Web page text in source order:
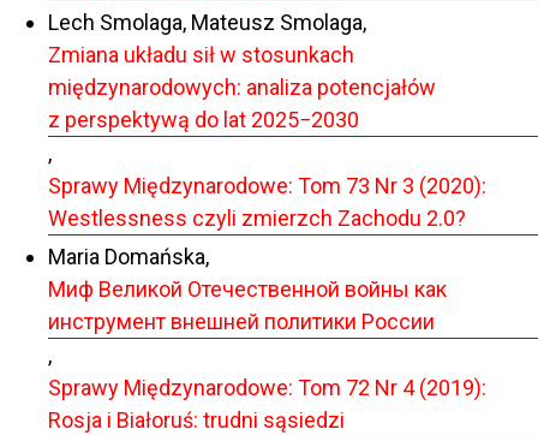
Lech Smolaga, Mateusz Smolaga,
Zmiana układu sił w stosunkach
międzynarodowych: analiza potencjałów
z perspektywą do lat 2025−2030
,
Sprawy Międzynarodowe: Tom 73 Nr 3 (2020):
Westlessness czyli zmierzch Zachodu 2.0?
Maria Domańska,
Миф Великой Отечественной войны как
инструмент внешней политики России
,
Sprawy Międzynarodowe: Tom 72 Nr 4 (2019):
Rosja i Białoruś: trudni sąsiedzi